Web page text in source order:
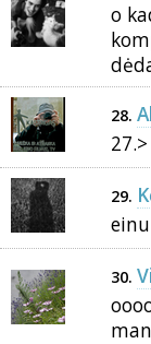
o
28.
29.
30.